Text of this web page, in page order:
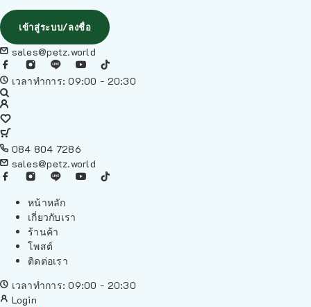
เข้าสู่ระบบ/ลงชื่อ
sales@petz.world
เวลาทำการ: 09:00 - 20:30
084 804 7286
sales@petz.world
หน้าหลัก
เกี่ยวกับเรา
ร้านค้า
โพสต์
ติดต่อเรา
เวลาทำการ: 09:00 - 20:30
Login